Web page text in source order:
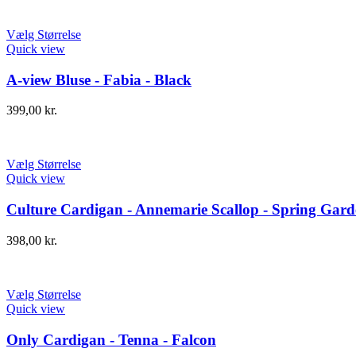
Vælg Størrelse
Quick view
A-view Bluse - Fabia - Black
399,00 kr.
Vælg Størrelse
Quick view
Culture Cardigan - Annemarie Scallop - Spring
398,00 kr.
Vælg Størrelse
Quick view
Only Cardigan - Tenna - Falcon